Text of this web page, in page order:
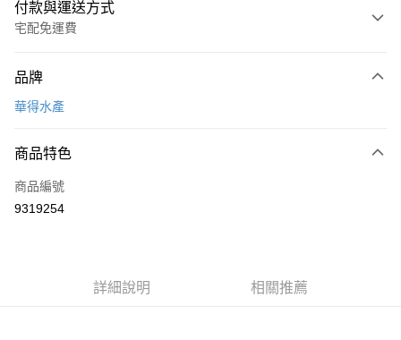
付款與運送方式
宅配免運費
信用卡一次付款
Apple Pay
街口支付
品牌
華得水產
商品特色
商品編號
9319254
詳細說明 相關推薦